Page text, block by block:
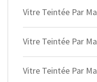
Vitre Teintée Par
Vitre Teintée Par
Vitre Teintée Par